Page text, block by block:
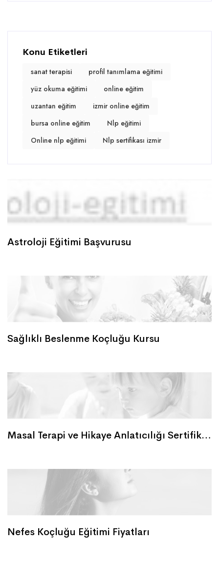
Konu Etiketleri
sanat terapisi
profil tanımlama eğitimi
yüz okuma eğitimi
online eğitim
uzantan eğitim
izmir online eğitim
bursa online eğitim
Nlp eğitimi
Online nlp eğitimi
Nlp sertifikası izmir
Astroloji Eğitimi Başvurusu
Sağlıklı Beslenme Koçluğu Kursu
Masal Terapi ve Hikaye Anlatıcılığı Sertifikası
Nefes Koçluğu Eğitimi Fiyatları